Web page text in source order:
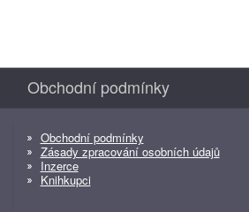
Obchodní podmínky
Obchodní podmínky
Zásady zpracování osobních údajů
Inzerce
Knihkupci